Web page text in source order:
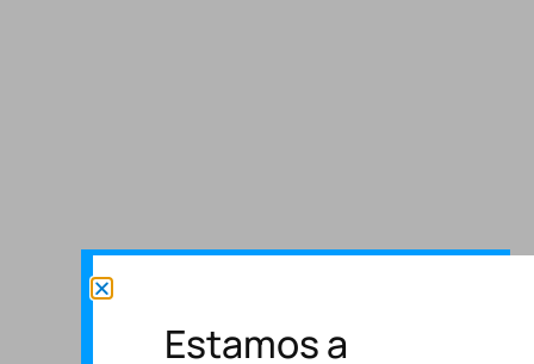
Estamos a